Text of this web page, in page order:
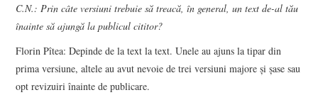
C.N.: Prin câte versiuni trebuie să treacă, în general, un text de-al tău
înainte să ajungă la publicul cititor?
Florin Pîtea: Depinde de la text la text. Unele au ajuns la tipar din
prima versiune, altele au avut nevoie de trei versiuni majore și șase sau
opt revizuiri înainte de publicare.